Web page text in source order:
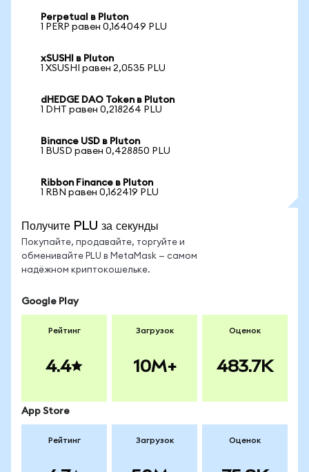
Perpetual в Pluton
1 PERP равен 0,164049 PLU
xSUSHI в Pluton
1 XSUSHI равен 2,0535 PLU
dHEDGE DAO Token в Pluton
1 DHT равен 0,218264 PLU
Binance USD в Pluton
1 BUSD равен 0,428850 PLU
Ribbon Finance в Pluton
1 RBN равен 0,162419 PLU
Получите PLU за секунды
Покупайте, продавайте, торгуйте и
обменивайте PLU в MetaMask — самом
надёжном криптокошельке.
Google Play
Рейтинг
4.4
Загрузок
10M+
Оценок
483.7K
App Store
Рейтинг Загрузок Оценок